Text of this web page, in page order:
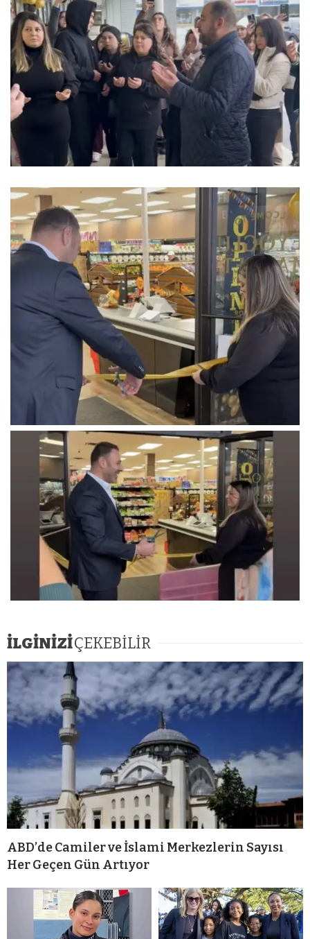
İLGİNİZİÇEKEBİLİR
ABD’de Camiler ve İslami Merkezlerin Sayısı
Her Geçen Gün Artıyor